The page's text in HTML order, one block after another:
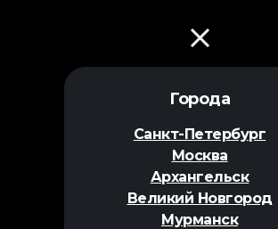
Города
Санкт-Петербург
Москва
Архангельск
Великий Новгород
Мурманск